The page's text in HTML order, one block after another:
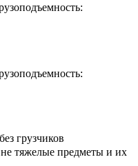
грузчиков
тяжелые предметы и их